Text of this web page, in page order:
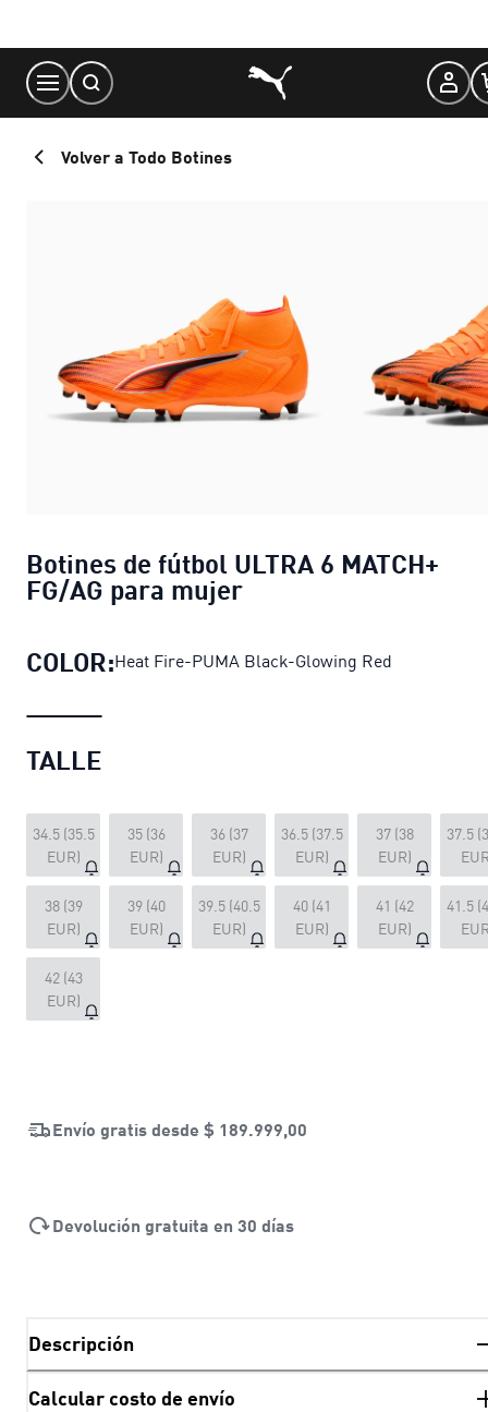
Content
Volver a Todo Botines
Botines de fútbol ULTRA 6 MATCH+
FG/AG para mujer
COLOR:Heat Fire-PUMA Black-Glowing Red
TALLE
34.5 (35.5
EUR)
35 (36
EUR)
36 (37
EUR)
36.5 (37.5
EUR)
37 (38
EUR)
37.5
38 (39
EUR)
39 (40
EUR)
39.5 (40.5
EUR)
40 (41
EUR)
41 (42
EUR)
41.5
42 (43
EUR)
Envío gratis desde $ 189.999,00
Devolución gratuita en 30 días
Descripción
Calcular costo de envío